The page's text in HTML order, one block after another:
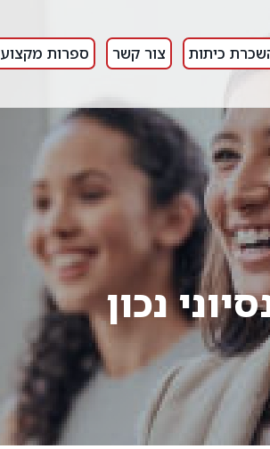
כיתות צור קשר ספרות
נכון